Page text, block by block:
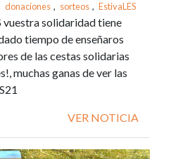
donaciones , sorteos , EstivaLES
vuestra solidaridad tiene
tiempo de enseñaros
de las cestas solidarias
muchas ganas de ver las
VER NOTICIA